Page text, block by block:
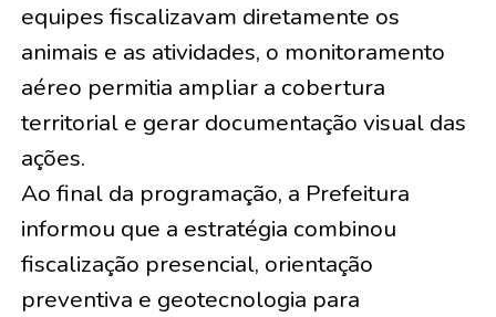
equipes fiscalizavam diretamente os
animais e as atividades, o monitoramento
aéreo permitia ampliar a cobertura
territorial e gerar documentação visual das
ações.
Ao final da programação, a Prefeitura
informou que a estratégia combinou
fiscalização presencial, orientação
preventiva e geotecnologia para